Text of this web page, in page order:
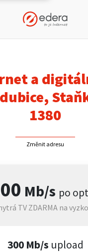
TV
a
1380
Změnit adresu
Mb/s po
TV ZDARMA na
300 Mb/s upload